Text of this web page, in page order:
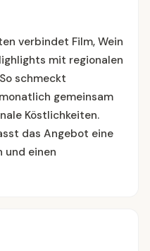
verbindet Film, Wein
mit regionalen
schmeckt
gemeinsam
Köstlichkeiten.
das Angebot eine
und einen